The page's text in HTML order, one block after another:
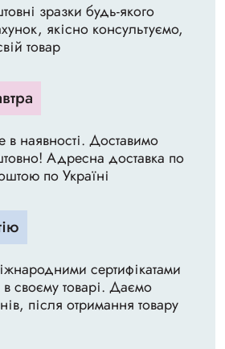
зразки будь-якого
якісно консультуємо,
товар
наявності. Доставимо
Адресна доставка по
по Україні
сертифікатами
в своєму товарі. Даємо
після отримання товару